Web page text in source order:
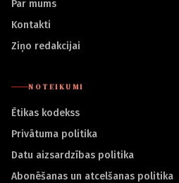
Par mums
Kontakti
Ziņo redakcijai
NOTEIKUMI
Ētikas kodekss
Privātuma politika
Datu aizsardzības politika
Abonēšanas un atcelšanas politika